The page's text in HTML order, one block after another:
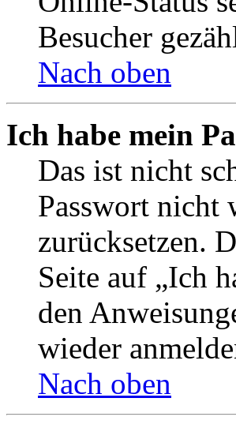
Besucher
Nach oben
Ich habe mein
Das ist nicht
Passwort nicht
zurücksetzen.
Seite auf „Ich
den
wieder
Nach oben